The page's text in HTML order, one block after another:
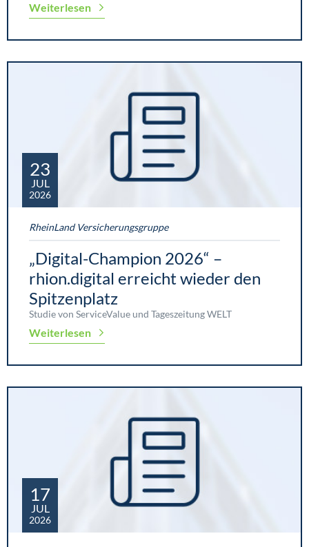
Weiterlesen
23
JUL
2026
RheinLand Versicherungsgruppe
„Digital-Champion 2026“ –
rhion.digital erreicht wieder den
Spitzenplatz
Studie von ServiceValue und Tageszeitung WELT
Weiterlesen
17
JUL
2026